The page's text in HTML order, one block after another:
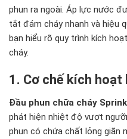
phun ra ngoài. Áp lực nước
tắt đám cháy nhanh và hiệu
bạn hiểu rõ quy trình kích
cháy.
1. Cơ chế kích
Đầu phun chữa cháy
phát hiện nhiệt độ vượt
phun có chứa chất lỏng giãn